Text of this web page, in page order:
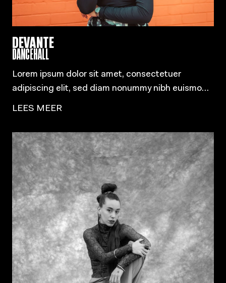
DEVANTE
DANCEHALL
Lorem ipsum dolor sit amet, consectetuer
adipiscing elit, sed diam nonummy nibh euismod
tincidunt ut laoreet dolore magna aliquam erat
LEES MEER